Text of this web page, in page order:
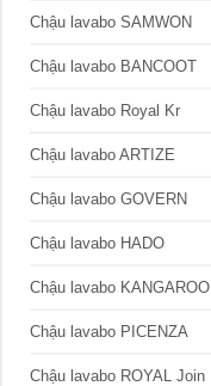
Chậu lavabo SAMWON
Chậu lavabo BANCOOT
Chậu lavabo Royal Kr
Chậu lavabo ARTIZE
Chậu lavabo GOVERN
Chậu lavabo HADO
Chậu lavabo KANGAROO
Chậu lavabo PICENZA
Chậu lavabo ROYAL Join